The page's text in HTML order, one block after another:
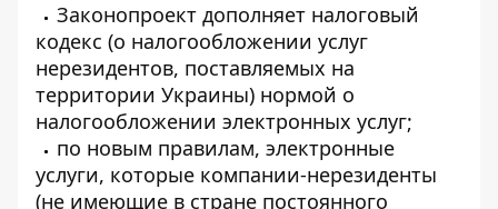
Законопроект дополняет налоговый
кодекс (о налогообложении услуг
нерезидентов, поставляемых на
территории Украины) нормой о
налогообложении электронных услуг;
по новым правилам, электронные
услуги, которые компании-нерезиденты
(не имеющие в стране постоянного